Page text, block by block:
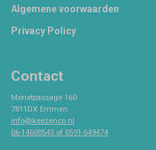
Footer
Algemene voorwaarden
Privacy Policy
Contact
Monetpassage 160
7811DX Emmen
info@keezenco.nl
06-14600545 of 0591-649474